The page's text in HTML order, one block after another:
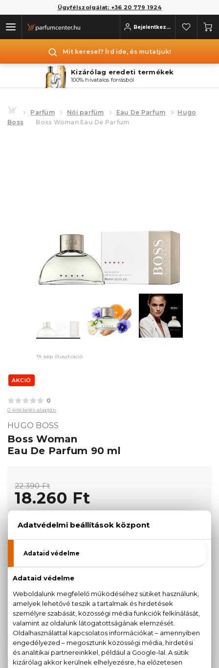
Ügyfélszolgálat: +36 20 779 1924
Bejelentkezés
Mit keresel? Írd ide, és mutatjuk!
Kizárólag eredeti termékek
100% hivatalos forrásból
Parfüm Női parfüm Eau De Parfum
Hugo
Boss
Boss Woman Eau De Parfum
*A kép illusztráció
AKCIÓ
0
0 értékelés alapján
HUGO BOSS
Boss Woman
Eau De Parfum 90 ml
22.390 Ft
18.260 Ft
KOSÁRBA TESZEM
90 ml
18.260 Ft
22.390 Ft
KAPCSOLÓDÓ TERMÉKEK